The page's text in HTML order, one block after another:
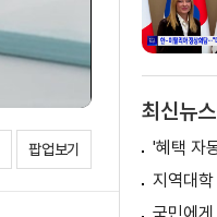
팝업보기
최신뉴스